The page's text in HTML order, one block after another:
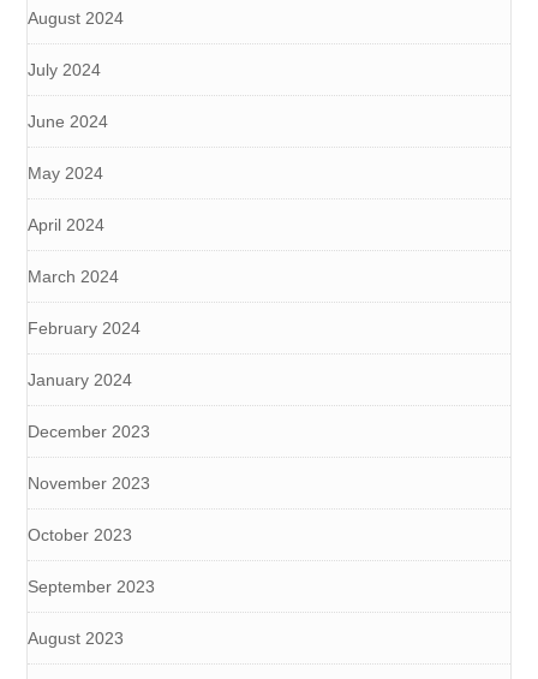
August 2024
July 2024
June 2024
May 2024
April 2024
March 2024
February 2024
January 2024
December 2023
November 2023
October 2023
September 2023
August 2023